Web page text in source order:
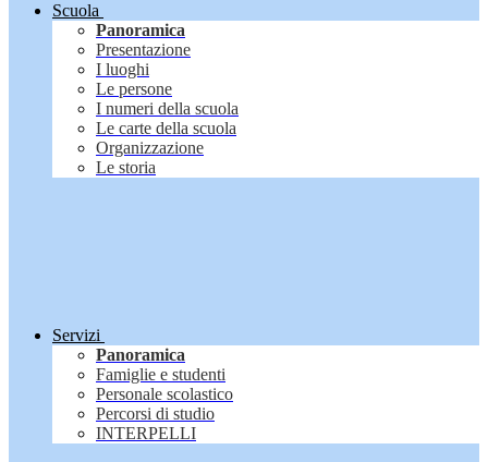
Scuola
Panoramica
Presentazione
I luoghi
Le persone
I numeri della scuola
Le carte della scuola
Organizzazione
Le storia
Servizi
Panoramica
Famiglie e studenti
Personale scolastico
Percorsi di studio
INTERPELLI